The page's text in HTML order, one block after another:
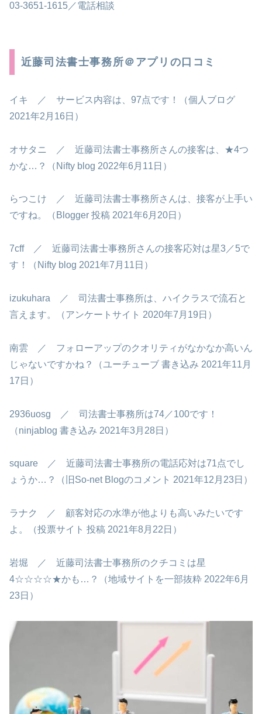
03-3651-1615／電話相談
近藤司法書士事務所＠アプリの口コミ
イキ ／ サービス内容は、97点です！（個人ブログ
2021年2月16日）
オサタニ ／ 近藤司法書士事務所さんの接客は、★4つ
かな…？（Nifty blog 2022年6月11日）
らつこけ ／ 近藤司法書士事務所さんは、接客が上手い
ですね。（Blogger 投稿 2021年6月20日）
7cff ／ 近藤司法書士事務所さんの接客応対は星3／5で
す！（Nifty blog 2021年7月11日）
izukuhara ／ 司法書士事務所は、ハイクラスで流石と
言えます。（アンケートサイト 2020年7月19日）
南雲 ／ フォローアップのクオリティがなかなか高いん
じゃないですかね？（ユーチューブ 書き込み 2021年11月
17日）
2936uosg ／ 司法書士事務所は74／100です！
（ninjablog 書き込み 2021年3月28日）
square ／ 近藤司法書士事務所の電話応対は71点でし
ょうか…？（旧So-net Blogのコメント 2021年12月23日）
ラナク ／ 顧客対応の水準が他よりも高いみたいです
よ。（投票サイト 投稿 2021年8月22日）
岩堀 ／ 近藤司法書士事務所のクチコミは星
4☆☆☆☆★かも…？（地域サイトを一部抜粋 2022年6月
23日）